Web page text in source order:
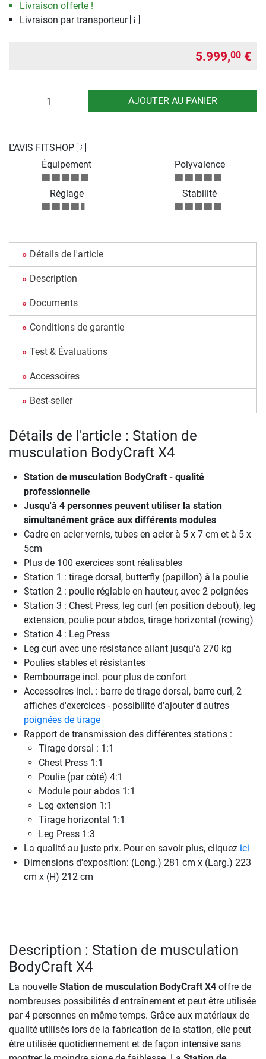
Livraison offerte !
Livraison par transporteur
5.999,00 €
AJOUTER AU PANIER
L'AVIS FITSHOP
Équipement
Polyvalence
Réglage Stabilité
Détails de l'article
Description
Documents
Conditions de garantie
Test & Évaluations
Accessoires
Best-seller
Détails de l'article : Station de
musculation BodyCraft X4
Station de musculation BodyCraft - qualité
professionnelle
Jusqu'à 4 personnes peuvent utiliser la station
simultanément grâce aux différents modules
Cadre en acier vernis, tubes en acier à 5 x 7 cm et à 5 x
5cm
Plus de 100 exercices sont réalisables
Station 1 : tirage dorsal, butterfly (papillon) à la poulie
Station 2 : poulie réglable en hauteur, avec 2 poignées
Station 3 : Chest Press, leg curl (en position debout), leg
extension, poulie pour abdos, tirage horizontal (rowing)
Station 4 : Leg Press
Leg curl avec une résistance allant jusqu'à 270 kg
Poulies stables et résistantes
Rembourrage incl. pour plus de confort
Accessoires incl. : barre de tirage dorsal, barre curl, 2
affiches d'exercices - possibilité d'ajouter d'autres
poignées de tirage
Rapport de transmission des différentes stations :
Tirage dorsal : 1:1
Chest Press 1:1
Poulie (par côté) 4:1
Module pour abdos 1:1
Leg extension 1:1
Tirage horizontal 1:1
Leg Press 1:3
La qualité au juste prix. Pour en savoir plus, cliquez ici
Dimensions d'exposition: (Long.) 281 cm x (Larg.) 223
cm x (H) 212 cm
Description : Station de musculation
BodyCraft X4
La nouvelle Station de musculation BodyCraft X4 offre de
nombreuses possibilités d'entraînement et peut être utilisée
par 4 personnes en même temps. Grâce aux matériaux de
qualité utilisés lors de la fabrication de la station, elle peut
être utilisée quotidiennement et de façon intensive sans